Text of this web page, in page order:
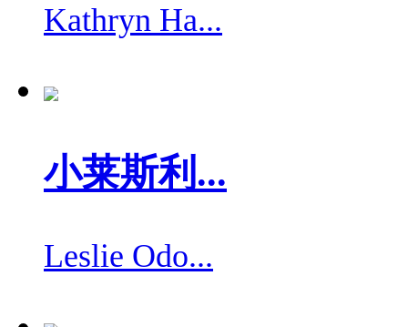
Kathryn Ha...
小莱斯利...
Leslie Odo...